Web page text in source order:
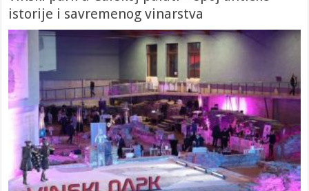
istorije i savremenog vinarstva